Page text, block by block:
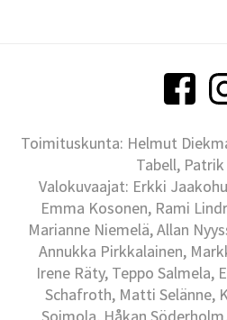
Toimituskunta: Helmut
Tabell,
Valokuvaajat: Erkki
Emma Kosonen, Rami
Marianne Niemelä, Allan
Annukka Pirkkalainen,
Irene Räty, Teppo Salmela,
Schafroth, Matti Selänne,